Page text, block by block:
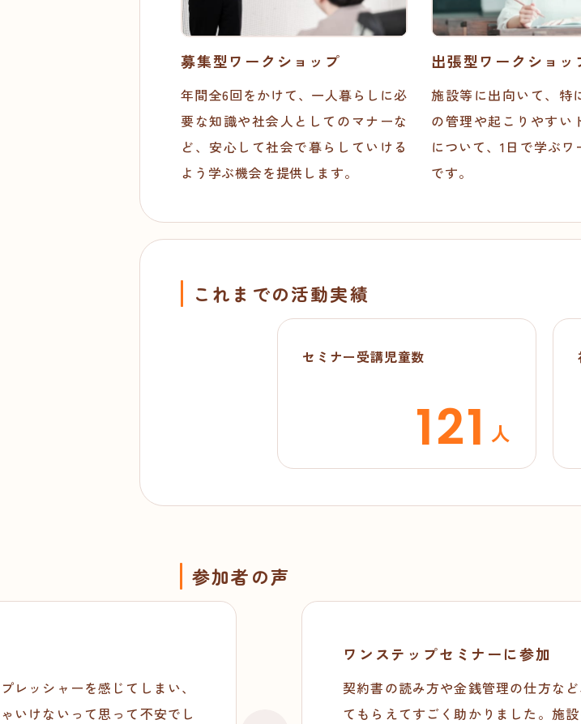
募集型ワークショップ
年間全6回をかけて、一人暮らしに必
要な知識や社会人としてのマナーな
ど、安心して社会で暮らしていける
よう学ぶ機会を提供します。
出張型ワークショッ
施設等に出向いて、特
の管理や起こりやすい
について、1日で学ぶワ
です。
これまでの活動実績
セミナー受講児童数
121 人
参加者の声
レッシャーを感じてしまい、
いけないって思って不安でし
ワンステップセミナーに参加
契約書の読み方や金銭管理の仕方な
てもらえてすごく助かりました。施